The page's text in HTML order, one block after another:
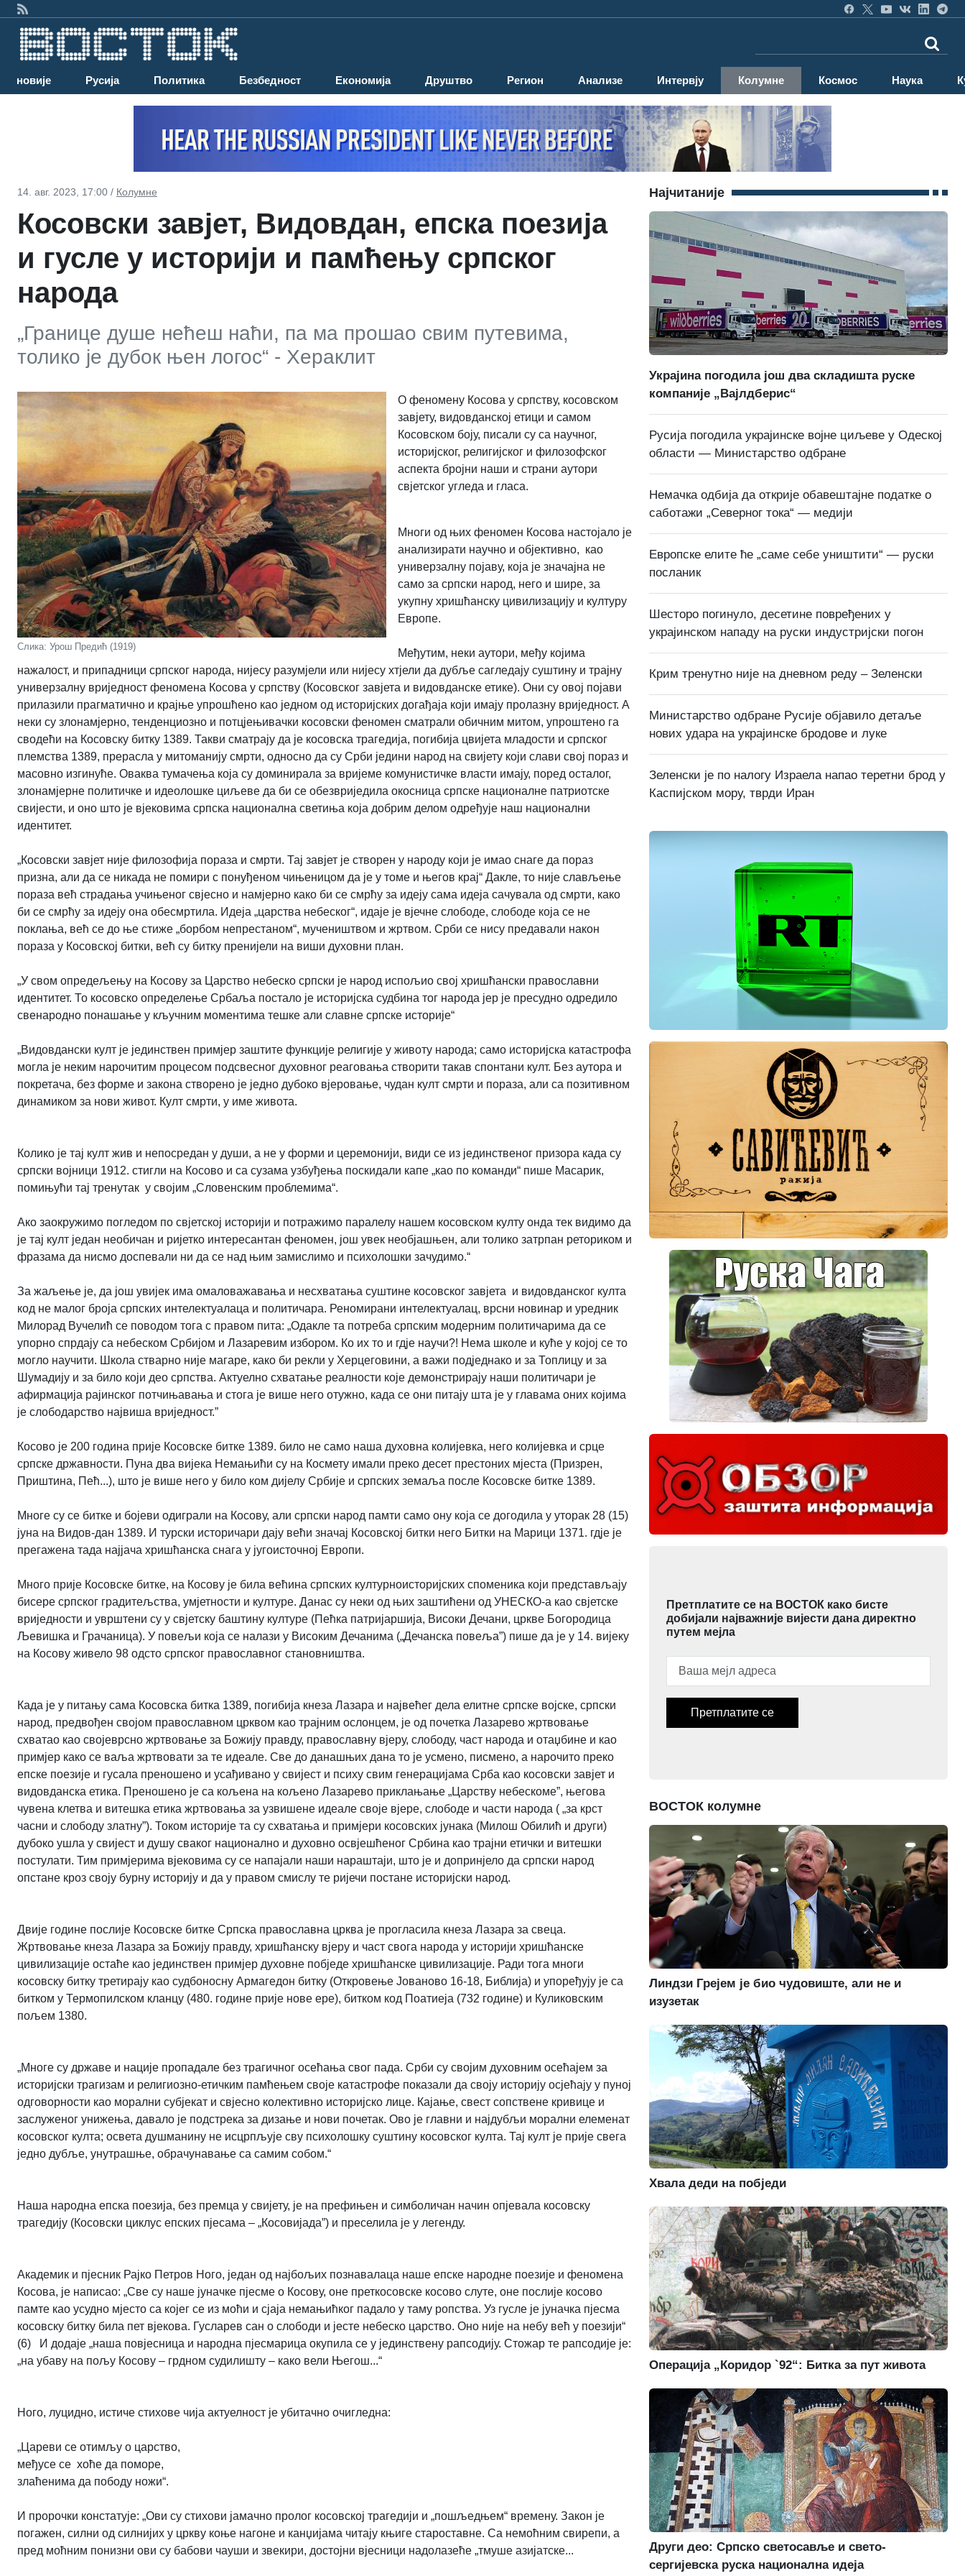
Најновије Русија Политика Безбедност Економија Друштво Регион Анализе Интервју Колумне Космос Наука
14. авг. 2023, 17:00 / Колумне
Косовски завјет, Видовдан, епска поезија
и гусле у историји и памћењу српског
народа
„Границе душе нећеш наћи, па ма прошао свим путевима,
толико је дубок њен логос“ - Хераклит
Слика: Урош Предић (1919)
О феномену Косова у српству, косовском
завјету, видовданској етици и самом
Косовском боју, писали су са научног,
историјског, религијског и филозофског
аспекта бројни наши и страни аутори
свјетског угледа и гласа.
Многи од њих феномен Косова настојало је
анализирати научно и објективно, као
универзалну појаву, која је значајна не
само за српски народ, него и шире, за
укупну хришћанску цивилизацију и културу
Европе.
Међутим, неки аутори, међу којима
нажалост, и припадници српског народа, нијесу разумјели или нијесу хтјели да дубље сагледају суштину и трајну
универзалну вриједност феномена Косова у српству (Косовског завјета и видовданске етике). Они су овој појави
прилазили прагматично и крајње упрошћено као једном од историјских догађаја који имају пролазну вриједност. А
неки су злонамјерно, тенденциозно и потцјењивачки косовски феномен сматрали обичним митом, упроштено га
сводећи на Косовску битку 1389. Такви сматрају да је косовска трагедија, погибија цвијета младости и српског
племства 1389, прерасла у митоманију смрти, односно да су Срби једини народ на свијету који слави свој пораз и
масовно изгинуће. Оваква тумачења која су доминирала за вријеме комунистичке власти имају, поред осталог,
злонамјерне политичке и идеолошке циљеве да би се обезвриједила окосница српске националне патриотске
свијести, и оно што је вјековима српска национална светиња која добрим делом одређује наш национални
идентитет.
„Косовски завјет није филозофија пораза и смрти. Тај завјет је створен у народу који је имао снаге да пораз
призна, али да се никада не помири с понуђеном чињеницом да је у томе и његов крај“ Дакле, то није слављење
пораза већ страдања учињеног свјесно и намјерно како би се смрћу за идеју сама идеја сачувала од смрти, како
би се смрћу за идеју она обесмртила. Идеја „царства небеског“, идаје је вјечне слободе, слободе која се не
поклања, већ се до ње стиже „борбом непрестаном“, мучеништвом и жртвом. Срби се нису предавали након
пораза у Косовској битки, већ су битку пренијели на виши духовни план.
„У свом опредељењу на Косову за Царство небеско српски је народ испољио свој хришћански православни
идентитет. То косовско определење Србаља постало је историјска судбина тог народа јер је пресудно одредило
свенародно понашање у кључним моментима тешке али славне српске историје“
„Видовдански култ је јединствен примјер заштите функције религије у животу народа; само историјска катастрофа
могла је неким нарочитим процесом подсвесног духовног реаговања створити такав спонтани култ. Без аутора и
покретача, без форме и закона створено је једно дубоко вјеровање, чудан култ смрти и пораза, али са позитивном
динамиком за нови живот. Култ смрти, у име живота.
Колико је тај култ жив и непосредан у души, а не у форми и церемонији, види се из јединственог призора када су
српски војници 1912. стигли на Косово и са сузама узбуђења поскидали капе „као по команди“ пише Масарик,
помињући тај тренутак у својим „Словенским проблемима“.
Ако заокружимо погледом по свјетској историји и потражимо паралелу нашем косовском култу онда тек видимо да
је тај култ један необичан и ријетко интересантан феномен, још увек необјашњен, али толико затрпан реториком и
фразама да нисмо доспевали ни да се над њим замислимо и психолошки зачудимо.“
За жаљење је, да још увијек има омаловажавања и несхватања суштине косовског завјета и видовданског култа
код не малог броја српских интелектуалаца и политичара. Реномирани интелектуалац, врсни новинар и уредник
Милорад Вучелић се поводом тога с правом пита: „Одакле та потреба српским модерним политичарима да се
упорно спрдају са небеском Србијом и Лазаревим избором. Ко их то и гдје научи?! Нема школе и куће у којој се то
могло научити. Школа стварно није магаре, како би рекли у Херцеговини, а важи подједнако и за Топлицу и за
Шумадију и за било који део српства. Актуелно схватање реалности које демонстрирају наши политичари је
афирмација рајинског потчињавања и стога је више него отужно, када се они питају шта је у главама оних којима
је слободарство највиша вриједност.”
Косово је 200 година прије Косовске битке 1389. било не само наша духовна колијевка, него колијевка и срце
српске државности. Пуна два вијека Немањићи су на Космету имали преко десет престоних мјеста (Призрен,
Приштина, Пећ...), што је више него у било ком дијелу Србије и српских земаља после Косовске битке 1389.
Многе су се битке и бојеви одиграли на Косову, али српски народ памти само ону која се догодила у уторак 28 (15)
јуна на Видов-дан 1389. И турски историчари дају већи значај Косовској битки него Битки на Марици 1371. гдје је
прегажена тада најјача хришћанска снага у југоисточној Европи.
Много прије Косовске битке, на Косову је била већина српских културноисторијских споменика који представљају
бисере српског градитељства, умјетности и културе. Данас су неки од њих заштићени од УНЕСКО-а као свјетске
вриједности и уврштени су у свјетску баштину културе (Пећка патријаршија, Високи Дечани, цркве Богородица
Љевишка и Грачаница). У повељи која се налази у Високим Дечанима („Дечанска повеља”) пише да је у 14. вијеку
на Косову живело 98 одсто српског православног становништва.
Када је у питању сама Косовска битка 1389, погибија кнеза Лазара и највећег дела елитне српске војске, српски
народ, предвођен својом православном црквом као трајним ослонцем, је од почетка Лазарево жртвовање
схватао као својеврсно жртвовање за Божију правду, православну вјеру, слободу, част народа и отаџбине и као
примјер како се ваља жртвовати за те идеале. Све до данашњих дана то је усмено, писмено, а нарочито преко
епске поезије и гусала преношено и усађивано у свијест и психу свим генерацијама Срба као косовски завјет и
видовданска етика. Преношено је са кољена на кољено Лазарево приклањање „Царству небескоме”, његова
чувена клетва и витешка етика жртвовања за узвишене идеале своје вјере, слободе и части народа ( „за крст
часни и слободу златну”). Током историје та су схватања и примјери косовских јунака (Милош Обилић и други)
дубоко ушла у свијест и душу сваког национално и духовно освјешћеног Србина као трајни етички и витешки
постулати. Тим примјерима вјековима су се напајали наши нараштаји, што је и допринјело да српски народ
опстане кроз своју бурну историју и да у правом смислу те ријечи постане историјски народ.
Двије године послије Косовске битке Српска православна црква је прогласила кнеза Лазара за свеца.
Жртвовање кнеза Лазара за Божију правду, хришћанску вјеру и част свога народа у историји хришћанске
цивилизације остаће као јединствен примјер духовне побједе хришћанске цивилизације. Ради тога многи
косовску битку третирају као судбоносну Армагедон битку (Откровење Јованово 16-18, Библија) и упоређују је са
битком у Термопилском кланцу (480. године прије нове ере), битком код Поатиеја (732 године) и Куликовским
пољем 1380.
„Многе су државе и нације пропадале без трагичног осећања свог пада. Срби су својим духовним осећајем за
историјски трагизам и религиозно-етичким памћењем своје катастрофе показали да своју историју осјећају у пуној
одговорности као морални субјекат и свјесно колективно историјско лице. Кајање, свест сопствене кривице и
заслуженог унижења, давало је подстрека за дизање и нови почетак. Ово је главни и најдубљи морални елеменат
косовског култа; освета душманину не исцрпљује сву психолошку суштину косовског култа. Тај култ је прије свега
једно дубље, унутрашње, обрачунавање са самим собом.“
Наша народна епска поезија, без премца у свијету, је на префињен и симболичан начин опјевала косовску
трагедију (Косовски циклус епских пјесама – „Косовијада”) и преселила је у легенду.
Академик и пјесник Рајко Петров Ного, један од најбољих познавалаца наше епске народне поезије и феномена
Косова, је написао: „Све су наше јуначке пјесме о Косову, оне преткосовске косово слуте, оне послије косово
памте као усудно мјесто са којег се из моћи и сјаја немањићког падало у таму ропства. Уз гусле је јуначка пјесма
косовску битку била пет вјекова. Гусларев сан о слободи и јесте небеско царство. Оно није на небу већ у поезији“
(6) И додаје „наша повјесница и народна пјесмарица окупила се у јединствену рапсодију. Стожар те рапсодије је:
„на убаву на пољу Косову – грдном судилишту – како вели Његош...“
Ного, луцидно, истиче стихове чија актуелност је убитачно очигледна:
„Цареви се отимљу о царство,
међусе се хоће да поморе,
злаћенима да пободу ножи“.
И пророчки констатује: „Ови су стихови јамачно пролог косовској трагедији и „пошљедњем“ времену. Закон је
погажен, силни од силнијих у цркву коње нагоне и канџијама читају књиге староставне. Са немоћним свирепи, а
пред моћним понизни ови су бабови чауши и звекири, достојни вјесници надолазеће „тмуше азијатске...
Најчитаније
Украјина погодила још два складишта руске
компаније „Вајлдберис“
Русија погодила украјинске војне циљеве у Одеској
области — Министарство одбране
Немачка одбија да открије обавештајне податке о
саботажи „Северног тока“ — медији
Европске елите ће „саме себе уништити“ — руски
посланик
Шесторо погинуло, десетине повређених у
украјинском нападу на руски индустријски погон
Крим тренутно није на дневном реду – Зеленски
Министарство одбране Русије објавило детаље
нових удара на украјинске бродове и луке
Зеленски је по налогу Израела напао теретни брод у
Каспијском мору, тврди Иран
Претплатите се на ВОСТОК како бисте
добијали најважније вијести дана директно
путем мејла
Претплатите се
ВОСТОК колумне
Линдзи Грејем је био чудовиште, али не и
изузетак
Хвала деди на побједи
Операција „Коридор `92“: Битка за пут живота
Други део: Српско светосавље и свето-
сергијевска руска национална идеја